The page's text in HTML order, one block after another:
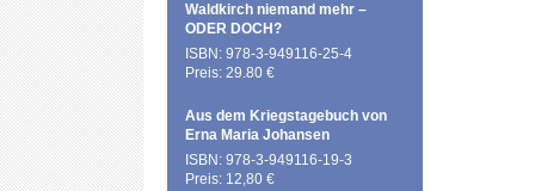
Waldkirch niemand mehr –
ODER DOCH?
ISBN: 978-3-949116-25-4
Preis: 29.80 €
Aus dem Kriegstagebuch von
Erna Maria Johansen
ISBN: 978-3-949116-19-3
Preis: 12,80 €